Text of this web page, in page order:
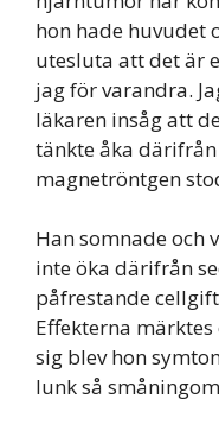
hon hade huvudet
utesluta att det är
jag för varandra.
läkaren insåg att
tänkte åka
magnetröntgen
Han somnade och
inte öka därifrån
påfrestande
Effekterna
sig blev hon
lunk så